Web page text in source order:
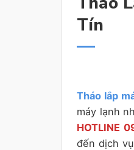
Tín
Tháo lắp
máy lạnh
HOTLINE
đến dịch